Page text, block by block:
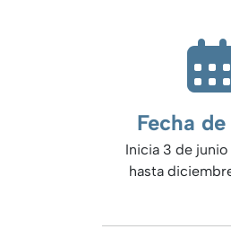
Fecha
Inicia 3 de
hasta